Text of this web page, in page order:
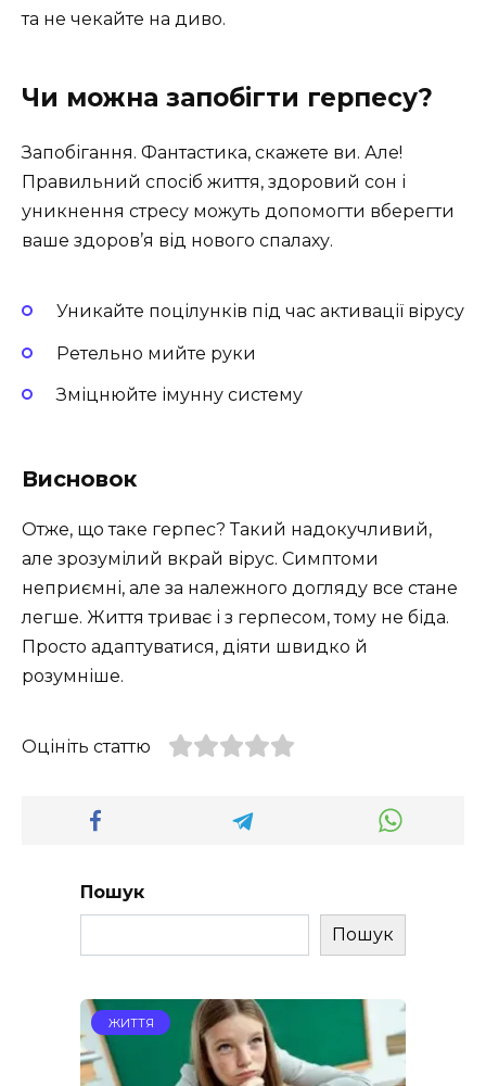
та не чекайте на диво.
Чи можна запобігти герпесу?
Запобігання. Фантастика, скажете ви. Але!
Правильний спосіб життя, здоровий сон і
уникнення стресу можуть допомогти вберегти
ваше здоров’я від нового спалаху.
Уникайте поцілунків під час активації вірусу
Ретельно мийте руки
Зміцнюйте імунну систему
Висновок
Отже, що таке герпес? Такий надокучливий,
але зрозумілий вкрай вірус. Симптоми
неприємні, але за належного догляду все стане
легше. Життя триває і з герпесом, тому не біда.
Просто адаптуватися, діяти швидко й
розумніше.
Оцініть статтю
Пошук
Пошук
ЖИТТЯ